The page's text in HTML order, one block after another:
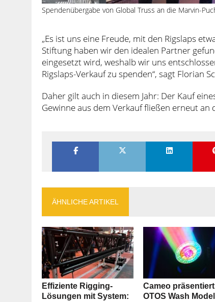
Spendenübergabe von Global Truss an die Marvin-
„Es ist uns eine Freude, mit den Rigslaps
Stiftung haben wir den idealen Partner
eingesetzt wird, weshalb wir uns
Rigslaps-Verkauf zu spenden“, sagt Florian
Daher gilt auch in diesem Jahr: Der Kauf
Gewinne aus dem Verkauf fließen erneut
ÄHNLICHE ARTIKEL
Effiziente Rigging-
Lösungen mit System:
Cameo
OTOS Wash